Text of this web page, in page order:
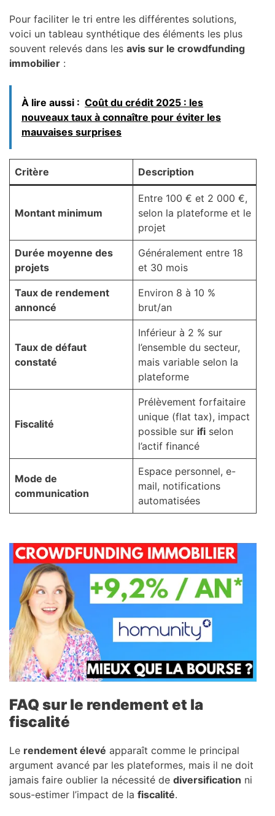
Pour faciliter le tri entre les différentes solutions,
voici un tableau synthétique des éléments les plus
souvent relevés dans les avis sur le crowdfunding
immobilier :
À lire aussi : Coût du crédit 2025 : les
nouveaux taux à connaître pour éviter les
mauvaises surprises
Critère Description
Montant minimum
Entre 100 € et 2 000 €,
selon la plateforme et le
projet
Durée moyenne des
projets
Généralement entre 18
et 30 mois
Taux de rendement
annoncé
Environ 8 à 10 %
brut/an
Taux de défaut
constaté
Inférieur à 2 % sur
l’ensemble du secteur,
mais variable selon la
plateforme
Fiscalité
Prélèvement forfaitaire
unique (flat tax), impact
possible sur ifi selon
l’actif financé
Mode de
communication
Espace personnel, e-
mail, notifications
automatisées
FAQ sur le rendement et la
fiscalité
Le rendement élevé apparaît comme le principal
argument avancé par les plateformes, mais il ne doit
jamais faire oublier la nécessité de diversification ni
sous-estimer l’impact de la fiscalité.